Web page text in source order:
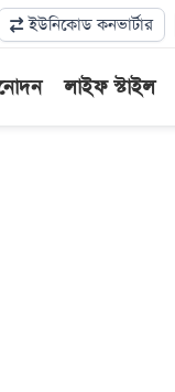
ইউনিকোড কনভার্টার
লাইফ স্টাইল